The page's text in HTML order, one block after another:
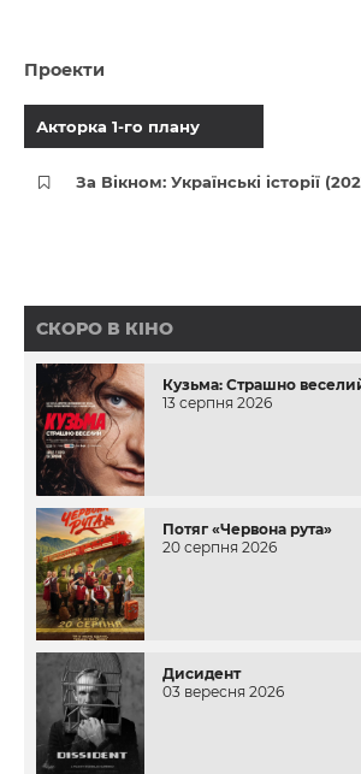
Проекти
Акторка 1-го плану
За Вікном: Українські історії
СКОРО В КІНО
Кузьма: Страшно
13 серпня 2026
Потяг «Червона рута»
20 серпня 2026
Дисидент
03 вересня 2026